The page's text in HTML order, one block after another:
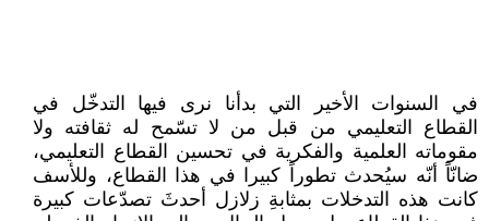
في السنوات الأخير التي بدأنا نرى فيها التدخّل في
القطاع التعليمي من قبل من لا تسّمح له ثقافته ولا
مقوماته العلمية والفكرية في تحسين القطاع التعليمي،
ضانّاً أنّه سيُحدث تطوراً كبيرا في هذا القطاع، وللأسف
كانت هذه التدخلات بمثابةِ زلازل أحدثَ تصدّعات كبيرة